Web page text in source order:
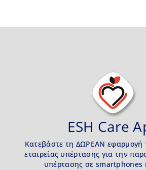
ESH Care
Κατεβάστε τη ΔΩΡΕΑΝ εφαρμογή
εταιρείας υπέρτασης για την
υπέρτασης σε smartphones